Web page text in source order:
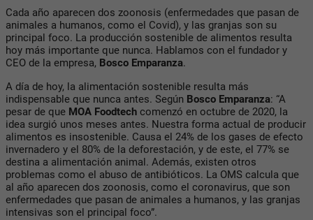
Cada año aparecen dos zoonosis (enfermedades que pasan de
animales a humanos, como el Covid), y las granjas son su
principal foco. La producción sostenible de alimentos resulta
hoy más importante que nunca. Hablamos con el fundador y
CEO de la empresa, Bosco Emparanza.
A día de hoy, la alimentación sostenible resulta más
indispensable que nunca antes. Según Bosco Emparanza: “A
pesar de que MOA Foodtech comenzó en octubre de 2020, la
idea surgió unos meses antes. Nuestra forma actual de producir
alimentos es insostenible. Causa el 24% de los gases de efecto
invernadero y el 80% de la deforestación, y de este, el 77% se
destina a alimentación animal. Además, existen otros
problemas como el abuso de antibióticos. La OMS calcula que
al año aparecen dos zoonosis, como el coronavirus, que son
enfermedades que pasan de animales a humanos, y las granjas
intensivas son el principal foco”.